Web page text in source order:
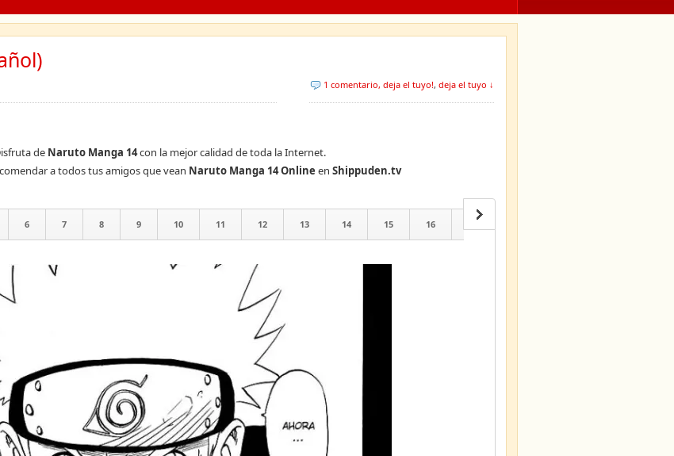
1 comentario, deja el tuyo!, deja el tuyo ↓
de Naruto Manga 14con la mejor calidad de toda la Internet.
a todos tus amigos que vean Naruto Manga 14 Online en Shippuden.tv
6 7 8 9 10 11 12 13 14 15 16